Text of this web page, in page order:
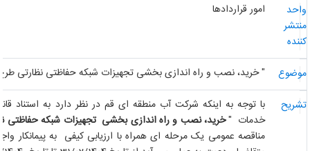
امور قراردادها
" خرید، نصب و راه اندازی بخشی تجهیزات شبکه حفاظتی نظارتی
با توجه به اینکه شرکت آب منطقه ای قم در نظر دارد به استناد
خدمات" خرید، نصب و راه اندازی بخشی تجهیزات شبکه حفاظتی
مناقصه عمومی یک مرحله ای همراه با ارزیابی کیفی به پیمانکار